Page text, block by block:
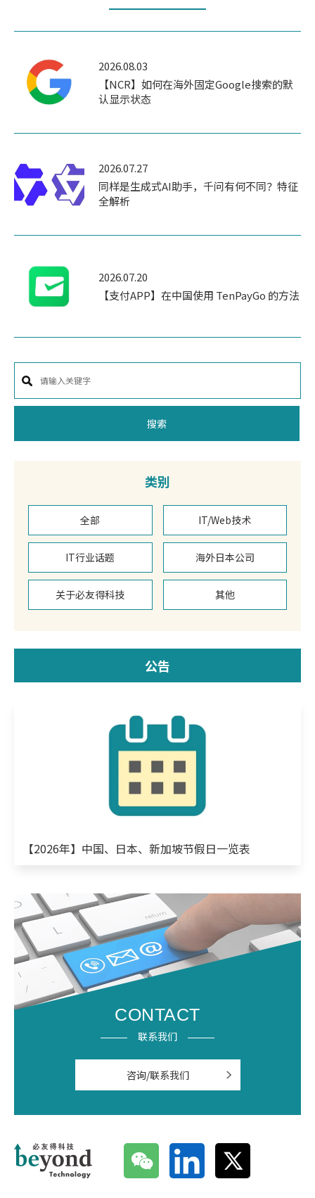
2026.08.03
【NCR】如何在海外固定Google搜索的默
认显示状态
2026.07.27
同样是生成式AI助手，千问有何不同？特征
全解析
2026.07.20
【支付APP】在中国使用 TenPayGo 的方法
搜索
类别
全部 IT/Web技术
IT行业话题 海外日本公司
关于必友得科技 其他
公告
【2026年】中国、日本、新加坡节假日一览表
CONTACT
联系我们
咨询/联系我们